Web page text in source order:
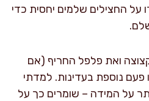
החצילים שלמים יחסית כדי
ואת פלפל החריף (אם
נוספת בעדינות. למדתי
על המידה – שומרים כך על